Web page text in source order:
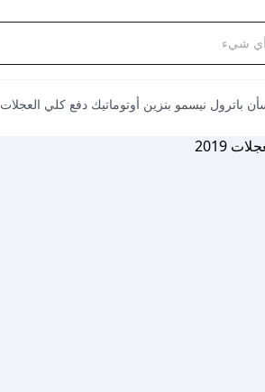
باترول نيسمو بنزين أوتوماتيك دفع كلي العجلات 2019